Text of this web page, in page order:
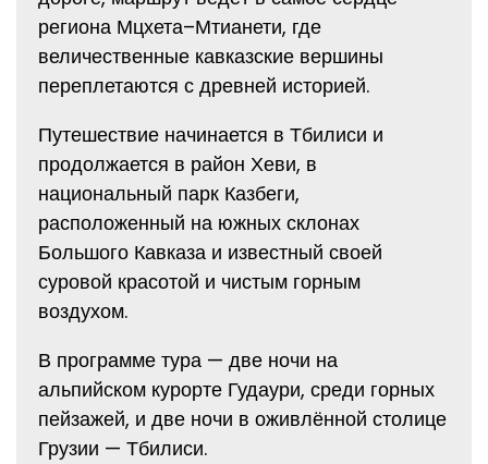
региона Мцхета–Мтианети, где
величественные кавказские вершины
переплетаются с древней историей.
Путешествие начинается в Тбилиси и
продолжается в район Хеви, в
национальный парк Казбеги,
расположенный на южных склонах
Большого Кавказа и известный своей
суровой красотой и чистым горным
воздухом.
В программе тура — две ночи на
альпийском курорте Гудаури, среди горных
пейзажей, и две ночи в оживлённой столице
Грузии — Тбилиси.